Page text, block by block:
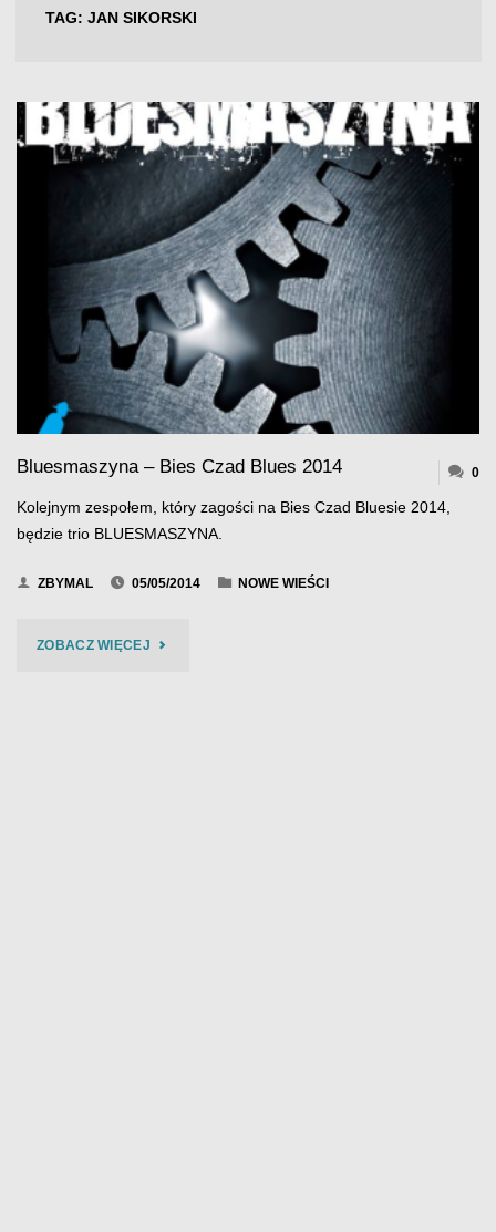
TAG: JAN SIKORSKI
Bluesmaszyna – Bies Czad Blues 2014 0
Kolejnym zespołem, który zagości na Bies Czad Bluesie 2014,
będzie trio BLUESMASZYNA.
ZBYMAL 05/05/2014 NOWE WIEŚCI
ZOBACZ WIĘCEJ"BLUESMASZYNA